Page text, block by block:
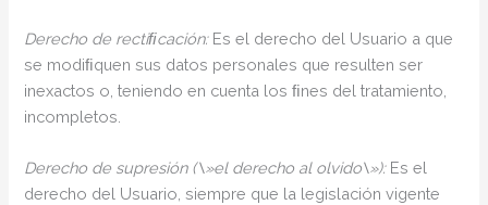
Derecho de rectiﬁcación: Es el derecho del Usuario a que
se modiﬁquen sus datos personales que resulten ser
inexactos o, teniendo en cuenta los ﬁnes del tratamiento,
incompletos.
Derecho de supresión (\»el derecho al olvido\»): Es el
derecho del Usuario, siempre que la legislación vigente